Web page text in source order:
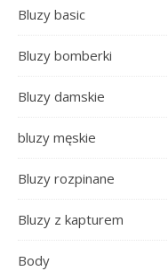
Bluzy basic
Bluzy bomberki
Bluzy damskie
bluzy męskie
Bluzy rozpinane
Bluzy z kapturem
Body